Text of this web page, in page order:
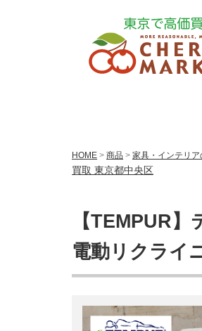
HOME > 商品 > 家具・インテリア
買取 東京都中央区
【TEMPUR
電動リクライ